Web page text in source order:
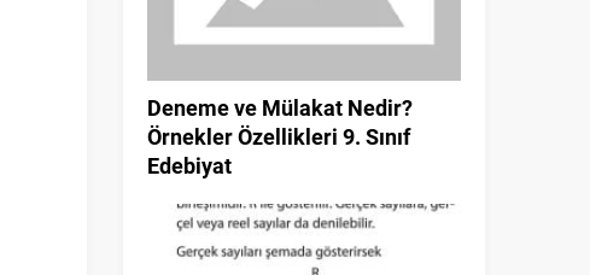
Deneme ve Mülakat Nedir?
Örnekler Özellikleri 9. Sınıf
Edebiyat